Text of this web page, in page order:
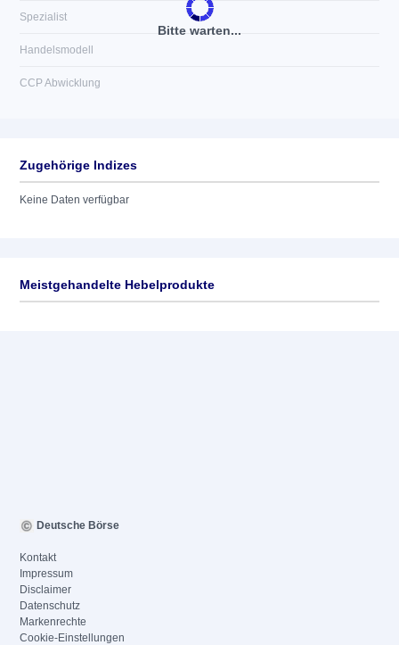
Bitte warten...
Spezialist
Handelsmodell
CCP Abwicklung
Zugehörige Indizes
Keine Daten verfügbar
Meistgehandelte Hebelprodukte
Deutsche Börse
Kontakt
Impressum
Disclaimer
Datenschutz
Markenrechte
Cookie-Einstellungen